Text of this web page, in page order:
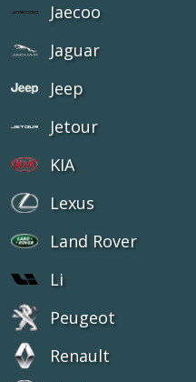
Jaecoo
Jaguar
Jeep
Jetour
KIA
Lexus
Land Rover
Li
Peugeot
Renault